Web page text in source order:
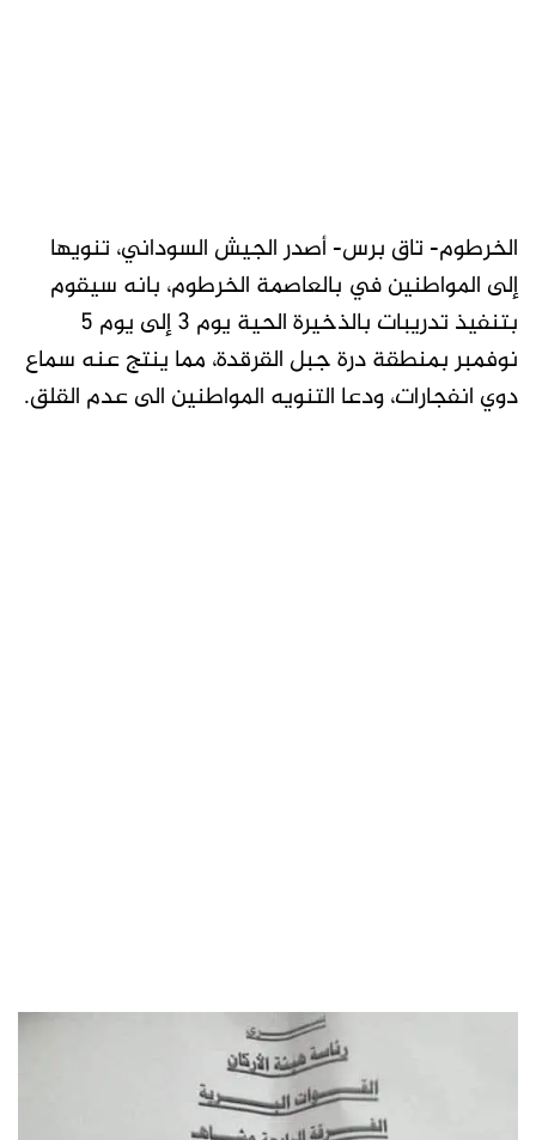
الخرطوم- تاق برس- أصدر الجيش السوداني، تنويها
إلى المواطنين في بالعاصمة الخرطوم، بانه سيقوم
بتنفيذ تدريبات بالذخيرة الحية يوم 3 إلى يوم 5
نوفمبر بمنطقة درة جبل القرقدة، مما ينتج عنه سماع
دوي انفجارات، ودعا التنويه المواطنين الى عدم القلق.